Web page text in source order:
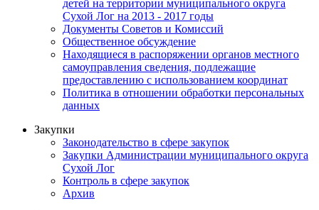
детей на территории муниципального округа
Сухой Лог на 2013 - 2017 годы
Документы Советов и Комиссий
Общественное обсуждение
Находящиеся в распоряжении органов местного
самоуправления сведения, подлежащие
предоставлению с использованием координат
Политика в отношении обработки персональных
данных
Закупки
Законодательство в сфере закупок
Закупки Администрации муниципального округа
Сухой Лог
Контроль в сфере закупок
Архив